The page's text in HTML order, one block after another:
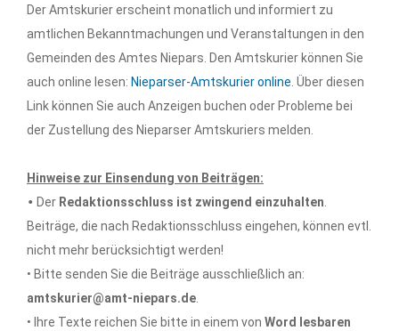
Der Amtskurier erscheint monatlich und informiert zu
amtlichen Bekanntmachungen und Veranstaltungen in den
Gemeinden des Amtes Niepars. Den Amtskurier können Sie
auch online lesen: Nieparser-Amtskurier online . Über diesen
Link können Sie auch Anzeigen buchen oder Probleme bei
der Zustellung des Nieparser Amtskuriers melden.
Hinweise zur Einsendung von Beiträgen:
• Der Redaktionsschluss ist zwingend einzuhalten
Beiträge, die nach Redaktionsschluss eingehen, können evtl.
nicht mehr berücksichtigt werden!
• Bitte senden Sie die Beiträge ausschließlich an:
amtskurier@amt-niepars.de
• Ihre Texte reichen Sie bitte in einem von Word lesbaren